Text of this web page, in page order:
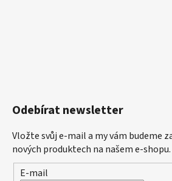
Odebírat newsletter
Vložte svůj e-mail a my vám budeme
nových produktech na našem e-shopu.
E-mail